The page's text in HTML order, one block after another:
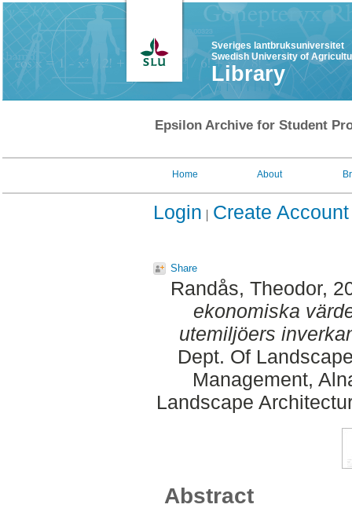
Sveriges lantbruksuniversitet
Swedish University of
Library
Epsilon Archive for Student
Home About
Login Create Account
Share
Randås, Theodor,
ekonomiska
utemiljöers
Dept. Of
Management,
Landscape
Abstract